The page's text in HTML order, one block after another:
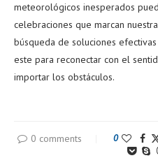
meteorológicos inesperados
celebraciones que marcan
búsqueda de soluciones
este para reconectar con el
importar los obstáculos.
0 comments 0